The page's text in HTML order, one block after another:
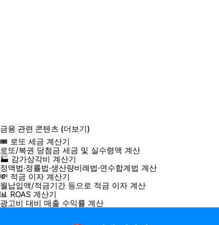
금융 관련 콘텐츠 (더보기)
🎟️ 로또 세금 계산기
로또/복권 당첨금 세금 및 실수령액 계산
🏭 감가상각비 계산기
정액법·정률법·생산량비례법·연수합계법 계산
💸 적금 이자 계산기
월납입액/적금기간 등으로 적금 이자 계산
📊 ROAS 계산기
광고비 대비 매출 수익률 계산